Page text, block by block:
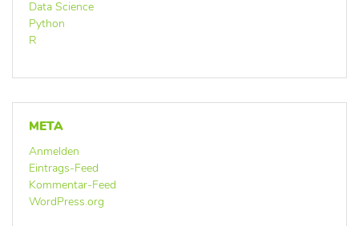
Data Science
Python
R
META
Anmelden
Eintrags-Feed
Kommentar-Feed
WordPress.org